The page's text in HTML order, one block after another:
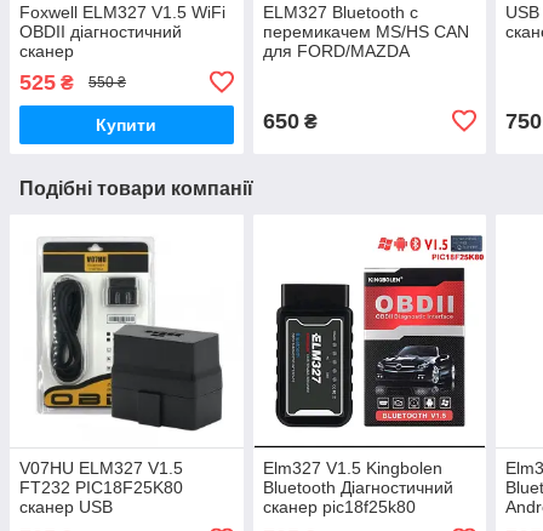
Foxwell ELM327 V1.5 WiFi
OBDII діагностичний
сканер
525 ₴ 550 ₴
Купити
ELM327 Bluetooth c
перемикачем MS/HS CAN
для FORD/MAZDA
650₴ 750
Подібні товари компанії
V07HU ELM327 V1.5
FT232 PIC18F25K80
сканер USB
Elm327 V1.5 Kingbolen
Bluetooth Діагностичний
сканер pic18f25k80